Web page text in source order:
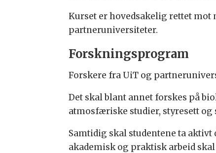
Kurset er hovedsakelig rettet mot
partneruniversiteter.
Forskningsprogram
Forskere fra UiT og
Det skal blant annet forskes på
atmosfæriske studier, styresett
Samtidig skal studentene ta
akademisk og praktisk arbeid